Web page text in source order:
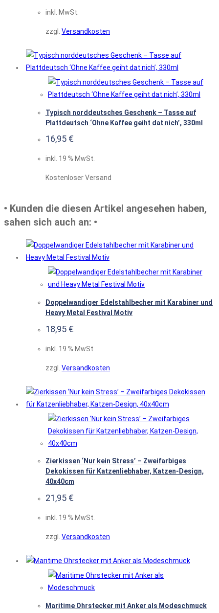
inkl. MwSt.
zzgl. Versandkosten
Typisch norddeutsches Geschenk – Tasse auf
Plattdeutsch ‘Ohne Kaffee geiht dat nich’, 330ml
16,95 €
inkl. 19 % MwSt.
Kostenloser Versand
• Kunden die diesen Artikel angesehen haben,
sahen sich auch an: •
Doppelwandiger Edelstahlbecher mit Karabiner und
Heavy Metal Festival Motiv
18,95 €
inkl. 19 % MwSt.
zzgl. Versandkosten
Zierkissen ‘Nur kein Stress’ – Zweifarbiges
Dekokissen für Katzenliebhaber, Katzen-Design,
40x40cm
21,95 €
inkl. 19 % MwSt.
zzgl. Versandkosten
Maritime Ohrstecker mit Anker als Modeschmuck